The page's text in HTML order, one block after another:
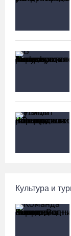
07.08.26 / 10:24
Почти 60 тысяч
киберугроз
Неизвестный
На Вологодчине
ветеранов и
07.08.26 / 09:23
Культура и